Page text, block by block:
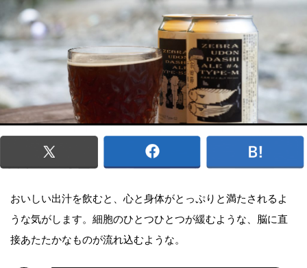
おいしい出汁を飲むと、心と身体がとっぷりと満たされるよ
うな気がします。細胞のひとつひとつが緩むような、脳に直
接あたたかなものが流れ込むような。